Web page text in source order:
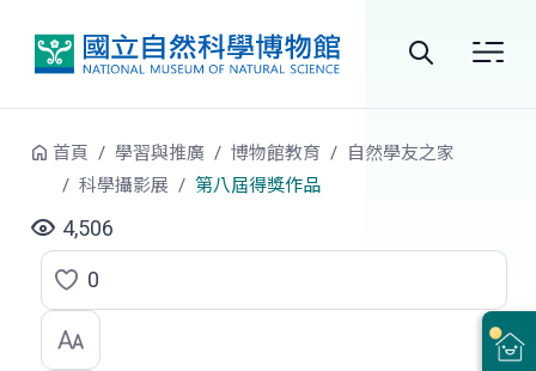
站
首頁 學習與推廣 博物館教育
自然學友之家
科學攝影展
第八屆得獎作品
4,506
點
選
0